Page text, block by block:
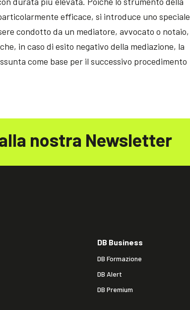
efficace, si introduce uno speciale
condotto da un mediatore, avvocato o notaio,
in caso di esito negativo della mediazione, la
come base per il successivo procedimento
nostra Newsletter
DB Business
DB Formazione
DB Alert
DB Premium